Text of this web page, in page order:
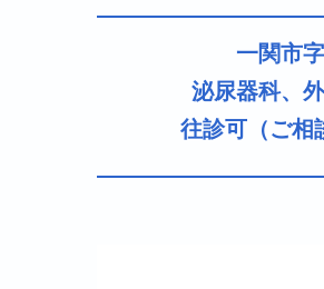
一関市
泌尿器科、
往診可（ご相